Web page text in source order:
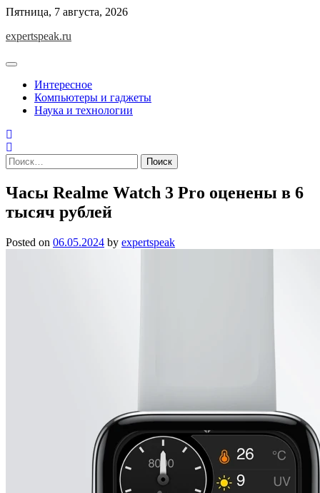
Skip
content
Пятница, 7 августа, 2026
expertspeak.ru
Интересное
Компьютеры и гаджеты
Наука и технологии
Найти:
Часы Realme Watch 3 Pro оценены в 6
тысяч рублей
Posted on 06.05.2024 by expertspeak